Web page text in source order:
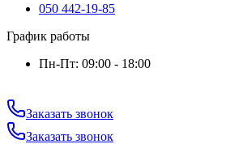
050 442-19-85
График работы
Пн-Пт: 09:00 - 18:00
Заказать звонок
Заказать звонок